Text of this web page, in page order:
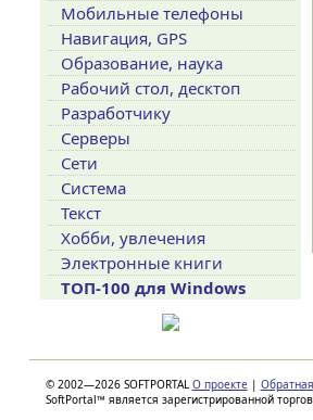
Мобильные телефоны
Навигация, GPS
Образование, наука
Рабочий стол, десктоп
Разработчику
Серверы
Сети
Система
Текст
Хобби, увлечения
Электронные книги
ТОП-100 для Windows
© 2002—2026 SOFTPORTAL О проекте |
SoftPortal™ является зарегистрированной